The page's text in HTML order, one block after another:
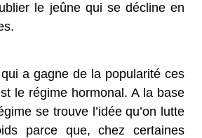
le jeûne qui se décline en
a gagne de la popularité ces
le régime hormonal. A la base
se trouve l’idée qu’on lutte
parce que, chez certaines